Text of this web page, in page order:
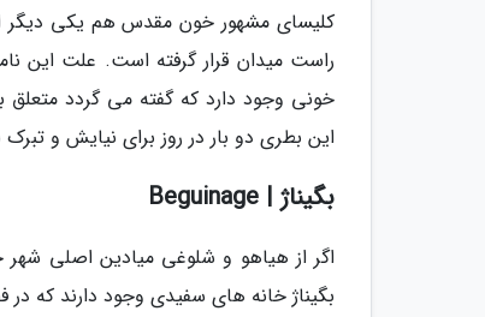
کلیسای مشهور خون مقدس هم یکی دیگر
راست میدان قرار گرفته است. علت این
خونی وجود دارد که گفته می گردد
این بطری دو بار در روز برای نیایش و
بگیناژ | Beguinage
اگر از هیاهو و شلوغی میادین اصلی
بگیناژ خانه های سفیدی وجود دارند که